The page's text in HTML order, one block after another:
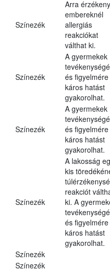
Színezék
Arra érzékeny
embereknél
allergiás
reakciókat
válthat ki.
Színezék
A gyermekek
és figyelmére
káros hatást
gyakorolhat.
Színezék
A gyermekek
és figyelmére
káros hatást
gyakorolhat.
Színezék
A lakosság
kis
reakciót
ki. A
és figyelmére
káros hatást
gyakorolhat.
Színezék
Színezék